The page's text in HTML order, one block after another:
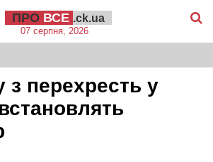
ПРО ВСЕ .ck.ua
07 серпня, 2026
перехресть у